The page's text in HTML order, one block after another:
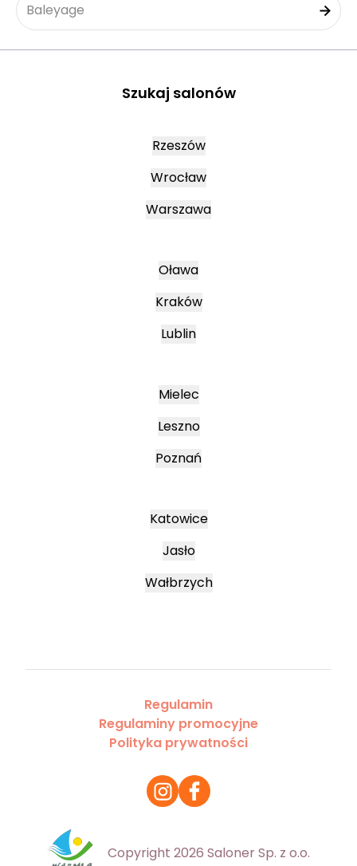
Baleyage
Szukaj salonów
Rzeszów
Wrocław
Warszawa
Oława
Kraków
Lublin
Mielec
Leszno
Poznań
Katowice
Jasło
Wałbrzych
Regulamin
Regulaminy promocyjne
Polityka prywatności
Copyright 2026 Saloner Sp. z o.o.